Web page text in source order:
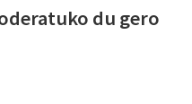
du gero